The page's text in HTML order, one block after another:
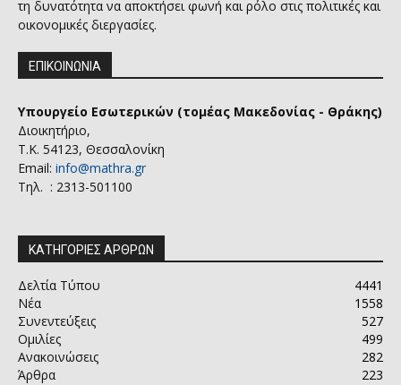
τη δυνατότητα να αποκτήσει φωνή και ρόλο στις πολιτικές και
οικονομικές διεργασίες.
ΕΠΙΚΟΙΝΩΝΙΑ
Υπουργείο Εσωτερικών (τομέας Μακεδονίας - Θράκης)
Διοικητήριο,
Τ.Κ. 54123, Θεσσαλονίκη
Email: info@mathra.gr
Τηλ. : 2313-501100
ΚΑΤΗΓΟΡΙΕΣ ΑΡΘΡΩΝ
Δελτία Τύπου
4441
Νέα
1558
Συνεντεύξεις
527
Ομιλίες
499
Ανακοινώσεις
282
Άρθρα
223